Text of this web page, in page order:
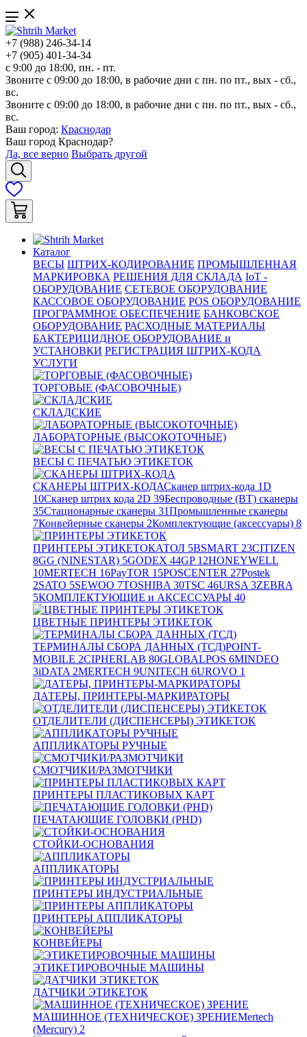
+7 (988) 246-34-14
+7 (905) 401-34-34
с 9:00 до 18:00, пн. - пт.
Звоните с 09:00 до 18:00, в рабочие дни с пн. по пт., вых - сб.,
вс.
Звоните с 09:00 до 18:00, в рабочие дни с пн. по пт., вых - сб.,
вс.
Ваш город: Краснодар
Ваш город Краснодар?
Да, все верно Выбрать другой
Каталог
ВЕСЫ ШТРИХ-КОДИРОВАНИЕ ПРОМЫШЛЕННАЯ
МАРКИРОВКА РЕШЕНИЯ ДЛЯ СКЛАДА IoT -
ОБОРУДОВАНИЕ СЕТЕВОЕ ОБОРУДОВАНИЕ
КАССОВОЕ ОБОРУДОВАНИЕ POS ОБОРУДОВАНИЕ
ПРОГРАММНОЕ ОБЕСПЕЧЕНИЕ БАНКОВСКОЕ
ОБОРУДОВАНИЕ РАСХОДНЫЕ МАТЕРИАЛЫ
БАКТЕРИЦИДНОЕ ОБОРУДОВАНИЕ и
УСТАНОВКИ РЕГИСТРАЦИЯ ШТРИХ-КОДА
УСЛУГИ
ТОРГОВЫЕ (ФАСОВОЧНЫЕ)
СКЛАДСКИЕ
ЛАБОРАТОРНЫЕ (ВЫСОКОТОЧНЫЕ)
ВЕСЫ С ПЕЧАТЬЮ ЭТИКЕТОК
СКАНЕРЫ ШТРИХ-КОДАСканер штрих-кода 1D
10Сканер штрих кода 2D 39Беспроводные (BT) сканеры
35Стационарные сканеры 31Промышленные сканеры
7Конвейерные сканеры 2Комплектующие (аксессуары) 8
ПРИНТЕРЫ ЭТИКЕТОКАТОЛ 5BSMART 23CITIZEN
8GG (NINESTAR) 5GODEX 44GP12HONEYWELL
10MERTECH 16PayTOR 15POSCENTER 27Postek
2SATO 5SEWOO 7TOSHIBA 30TSC 46URSA 3ZEBRA
5КОМПЛЕКТУЮЩИЕ и АКСЕССУАРЫ 40
ЦВЕТНЫЕ ПРИНТЕРЫ ЭТИКЕТОК
ТЕРМИНАЛЫ СБОРА ДАННЫХ (ТСД)POINT-
MOBILE 2CIPHERLAB 80GLOBALPOS 6MINDEO
3iDATA 2MERTECH 9UNITECH 6UROVO 1
ДАТЕРЫ, ПРИНТЕРЫ-МАРКИРАТОРЫ
ОТДЕЛИТЕЛИ (ДИСПЕНСЕРЫ) ЭТИКЕТОК
АППЛИКАТОРЫ РУЧНЫЕ
СМОТЧИКИ/РАЗМОТЧИКИ
ПРИНТЕРЫ ПЛАСТИКОВЫХ КАРТ
ПЕЧАТАЮЩИЕ ГОЛОВКИ (PHD)
СТОЙКИ-ОСНОВАНИЯ
АППЛИКАТОРЫ
ПРИНТЕРЫ ИНДУСТРИАЛЬНЫЕ
ПРИНТЕРЫ АППЛИКАТОРЫ
КОНВЕЙЕРЫ
ЭТИКЕТИРОВОЧНЫЕ МАШИНЫ
ДАТЧИКИ ЭТИКЕТОК
МАШИННОЕ (ТЕХНИЧЕСКОЕ) ЗРЕНИЕMertech
(Mercury) 2